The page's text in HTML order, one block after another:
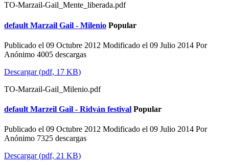
TO-Marzail-Gail_Mente_liberada.pdf
default Marzail Gail - Milenio Popular
Publicado el 09 Octubre 2012 Modificado el 09 Julio 2014 Por
Anónimo 4005 descargas
Descargar(pdf, 17 KB)
TO-Marzail-Gail_Milenio.pdf
default Marzeil Gail - Ridván festival Popular
Publicado el 09 Octubre 2012 Modificado el 09 Julio 2014 Por
Anónimo 7325 descargas
Descargar(pdf, 21 KB)